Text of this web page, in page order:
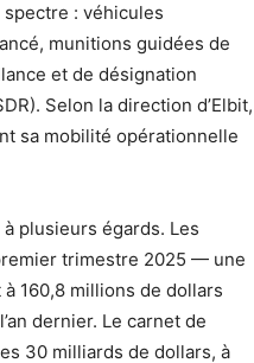
: véhicules
munitions guidées de
et de désignation
Selon la direction d’Elbit,
sa mobilité opérationnelle
plusieurs égards. Les
trimestre 2025 — une
160,8 millions de dollars
dernier. Le carnet de
30 milliards de dollars, à